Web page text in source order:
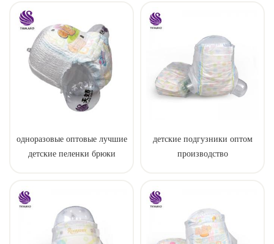
одноразовые оптовые лучшие
детские пеленки брюки
детские подгузники оптом
производство